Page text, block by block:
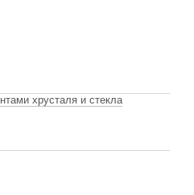
хрусталя и стекла